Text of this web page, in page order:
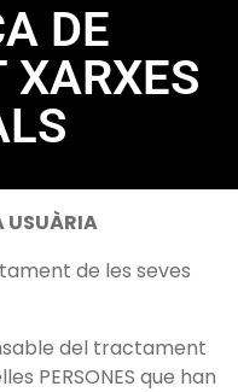
DE
XARXES
USUÀRIA
de les seves
del tractament
PERSONES que han